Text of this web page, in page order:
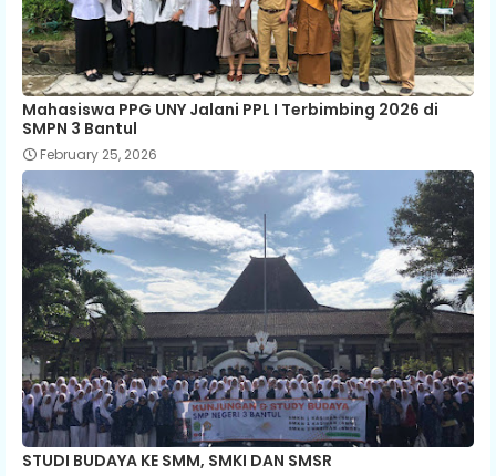
Mahasiswa PPG UNY Jalani PPL I Terbimbing 2026 di
SMPN 3 Bantul
February 25, 2026
STUDI BUDAYA KE SMM, SMKI DAN SMSR